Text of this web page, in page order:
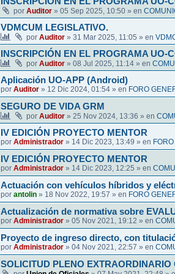
por Auditor » 05 Sep 2025, 10:50 » en
VDMCUM LEGISLATIVO.
por Auditor » 31 Mar 2025, 11:05 » en
INSCRIPCIÓN EN EL PROGRAMA UO-
por Auditor » 08 Jul 2025, 11:14 » en
Aplicación UO-APP (Android)
por Auditor » 12 Dic 2024, 01:54 » en FORO
SEGURO DE VIDA GRM
por Auditor » 25 Nov 2024, 13:36 » en
IV EDICIÓN PROYECTO MENTOR
por Administrador » 14 Dic 2023, 13:49 » en
IV EDICIÓN PROYECTO MENTOR
por Administrador » 14 Dic 2023, 12:25 » en
Actuación con vehículos híbridos y
por antolin » 18 Nov 2022, 19:57 » en FORO
Actualización de normativa sobre
por Administrador » 05 Nov 2021, 19:12 » en
Proyecto de ingreso directo, con
por Administrador » 04 Nov 2021, 22:57 » en
SOLICITUD PLENO EXTRAORDINARIO